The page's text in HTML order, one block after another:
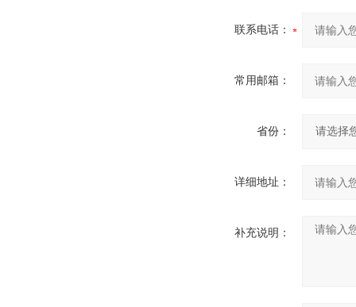
联系电话：
常用邮箱：
省份：
详细地址：
补充说明：